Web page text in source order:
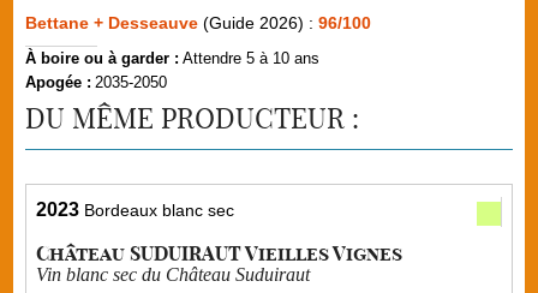
Bettane + Desseauve (Guide 2026) : 96/100
À boire ou à garder : Attendre 5 à 10 ans
Apogée : 2035-2050
DU MÊME PRODUCTEUR :
2023 Bordeaux blanc sec
Château SUDUIRAUT Vieilles Vignes
Vin blanc sec du Château Suduiraut